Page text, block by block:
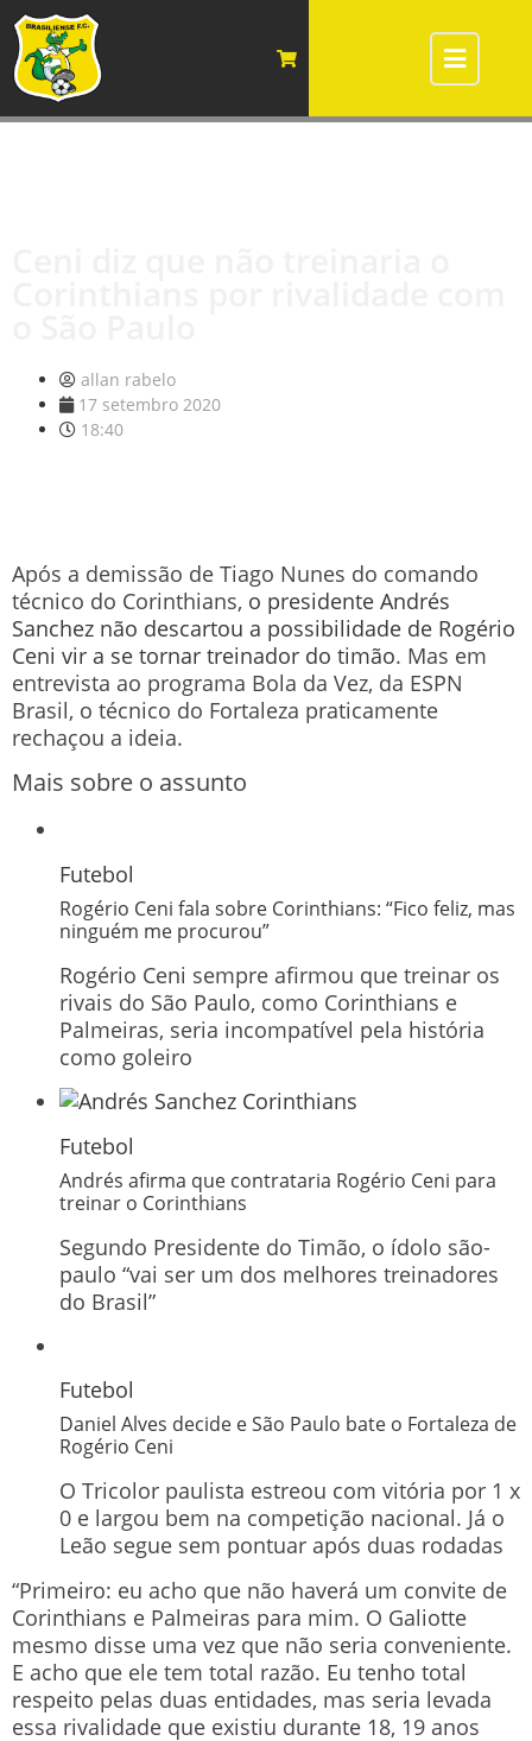
allan rabelo
17 setembro 2020
18:40
Após a demissão de Tiago Nunes do comando
técnico do Corinthians, o presidente Andrés
Sanchez não descartou a possibilidade de Rogério
Ceni vir a se tornar treinador do timão. Mas em
entrevista ao programa Bola da Vez, da ESPN
Brasil, o técnico do Fortaleza praticamente
rechaçou a ideia.
Mais sobre o assunto
Futebol
Rogério Ceni fala sobre Corinthians: “Fico feliz, mas
ninguém me procurou”
Rogério Ceni sempre afirmou que treinar os
rivais do São Paulo, como Corinthians e
Palmeiras, seria incompatível pela história
como goleiro
Futebol
Andrés afirma que contrataria Rogério Ceni para
treinar o Corinthians
Segundo Presidente do Timão, o ídolo são-
paulo “vai ser um dos melhores treinadores
do Brasil”
Futebol
Daniel Alves decide e São Paulo bate o Fortaleza de
Rogério Ceni
O Tricolor paulista estreou com vitória por 1 x
0 e largou bem na competição nacional. Já o
Leão segue sem pontuar após duas rodadas
“Primeiro: eu acho que não haverá um convite de
Corinthians e Palmeiras para mim. O Galiotte
mesmo disse uma vez que não seria conveniente.
E acho que ele tem total razão. Eu tenho total
respeito pelas duas entidades, mas seria levada
essa rivalidade que existiu durante 18, 19 anos